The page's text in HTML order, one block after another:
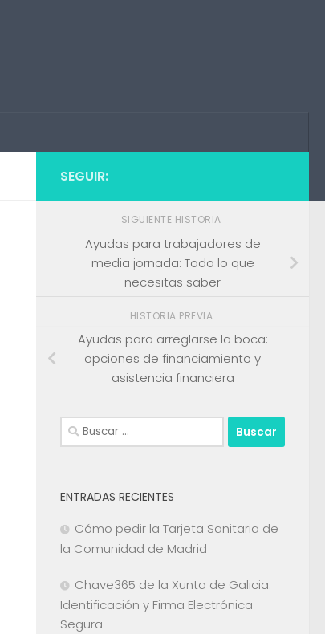
SEGUIR:
SIGUIENTE HISTORIA
Ayudas para trabajadores de
media jornada: Todo lo que
necesitas saber
HISTORIA PREVIA
Ayudas para arreglarse la boca:
opciones de financiamiento y
asistencia financiera
Buscar:
ENTRADAS RECIENTES
Cómo pedir la Tarjeta Sanitaria de
la Comunidad de Madrid
Chave365 de la Xunta de Galicia:
Identificación y Firma Electrónica
Segura